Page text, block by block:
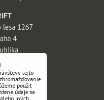
lesa 1267
4
tejto
použiť
údaje sa
iných